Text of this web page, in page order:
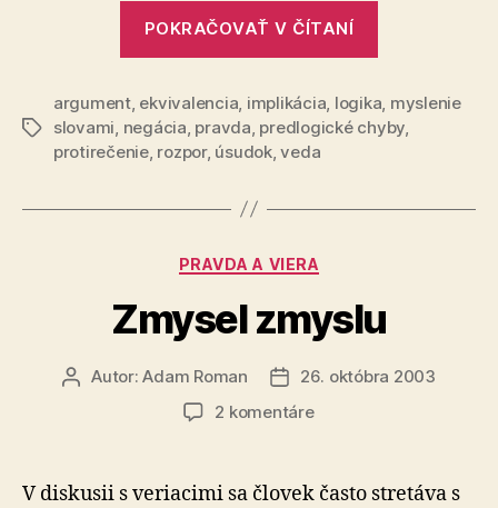
POKRAČOVAŤ V ČÍTANÍ
logiky“
Značky
argument, ekvivalencia implikácia logika myslenie
slovami negácia pravda predlogické chyby
protirečenie, rozpor, úsudok,veda
Kategórie
PRAVDA A VIERA
Zmysel zmyslu
AutorAutor:Adam Roman
Dátum
článku
26. októbra 2003
2 komentárena
V diskusii s veriacimi sa človek často stretáva s